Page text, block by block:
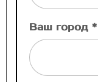
Ваш город *